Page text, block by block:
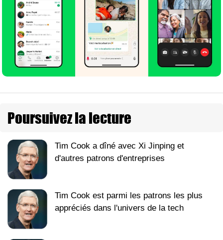
Poursuivez la lecture
Tim Cook a dîné avec Xi Jinping et
d'autres patrons d'entreprises
Tim Cook est parmi les patrons les plus
appréciés dans l'univers de la tech